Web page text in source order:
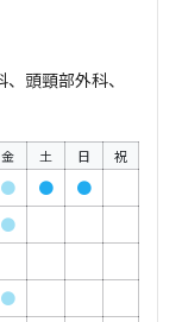
頭頸部外科、
金 土 日 祝
● ●
●
●
●